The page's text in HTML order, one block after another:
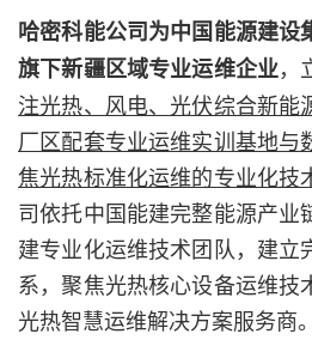
哈密科能公司为中国能源建设
旗下新疆区域专业运维企业，
注光热、风电、光伏综合新能
厂区配套专业运维实训基地与
焦光热标准化运维的专业化技
司依托中国能建完整能源产业
建专业化运维技术团队，建立
系，聚焦光热核心设备运维技
光热智慧运维解决方案服务商。